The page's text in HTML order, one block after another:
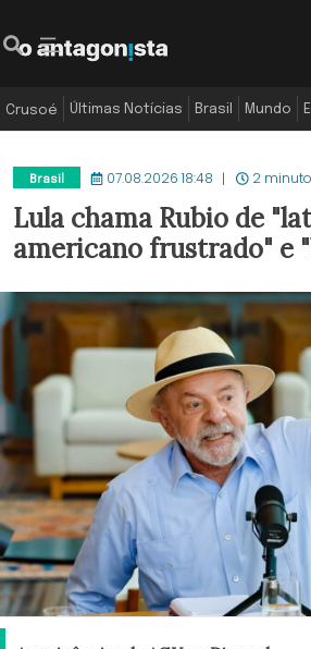
Crusoé Últimas Notícias Brasil Mundo
Brasil 07.08.2026 18:48 2
Lula chama Rubio de
americano frustrado" e